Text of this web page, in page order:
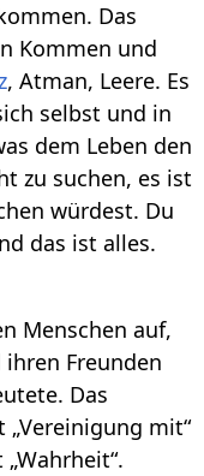
Das
Kommen und
, Atman, Leere. Es
selbst und in
dem Leben den
zu suchen, es ist
würdest. Du
das ist alles.
Menschen auf,
Freunden
Das
„Vereinigung mit“